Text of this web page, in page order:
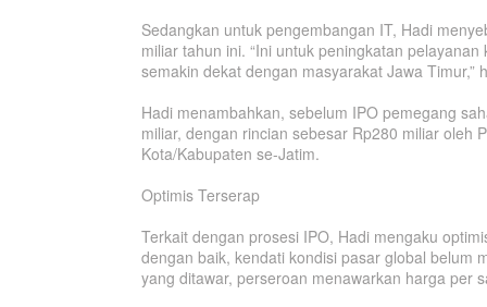
Sedangkan untuk pengembangan IT, Hadi
miliar tahun ini. “Ini untuk peningkatan
semakin dekat dengan masyarakat Jawa Timur,”
Hadi menambahkan, sebelum IPO pemegang
miliar, dengan rincian sebesar Rp280 miliar oleh
Kota/Kabupaten se-Jatim.
Optimis Terserap
Terkait dengan prosesi IPO, Hadi mengaku
dengan baik, kendati kondisi pasar global belum
yang ditawar, perseroan menawarkan harga per